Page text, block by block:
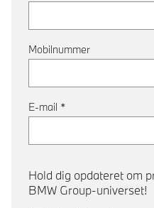
Mobilnummer
E-mail *
Hold dig opdateret om
BMW Group-universet!